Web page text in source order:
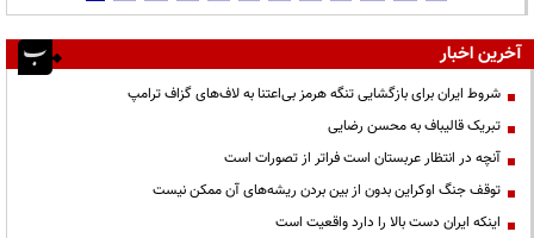
آخرین اخبار
شروط ایران برای بازگشایی تنگه هرمز بی‌اعتنا به لاف‌های گزاف ترامپ
تبریک قالیباف به محسن رضایی
آنچه در انتظار عربستان است فراتر از تصورات است
توقف جنگ اوکراین بدون از بین بردن ریشه‌های آن ممکن نیست
اینکه ایران دست بالا را دارد واقعیت است